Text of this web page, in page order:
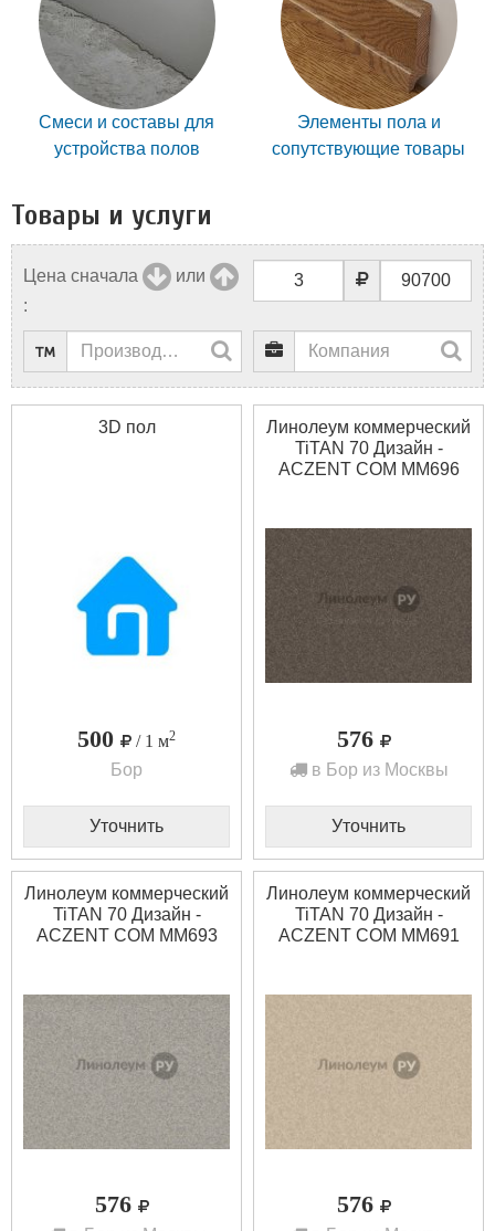
Смеси и составы для
устройства полов
Элементы пола и
сопутствующие товары
Товары и услуги
Цена сначала
или
:
3D пол
500 / 1 м2
Бор
Уточнить
Линолеум коммерческий
TiTAN 70 Дизайн -
ACZENT COM MM696
576
в Бор из Москвы
Уточнить
Линолеум коммерческий
TiTAN 70 Дизайн -
ACZENT COM MM693
576
Линолеум коммерческий
TiTAN 70 Дизайн -
ACZENT COM MM691
576